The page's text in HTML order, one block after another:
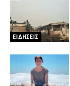
ΕΙΔΗΣΕΙΣ